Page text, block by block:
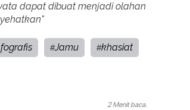
dapat dibuat menjadi olahan
#Jamu #khasiat
2 Menit baca.